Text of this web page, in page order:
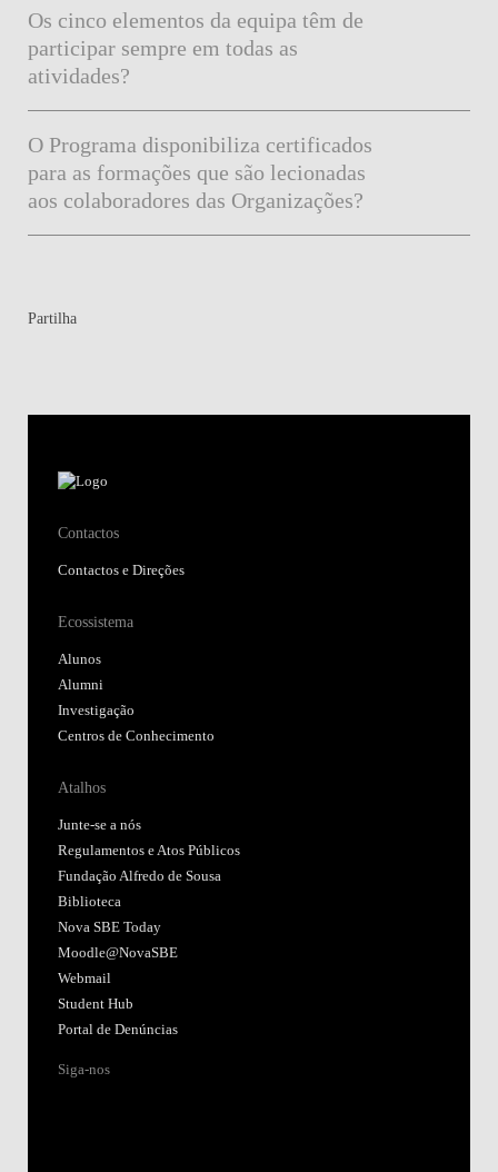
Os cinco elementos da equipa têm de
participar sempre em todas as
atividades?
O Programa disponibiliza certificados
para as formações que são lecionadas
aos colaboradores das Organizações?
Partilha
Contactos
Contactos e Direções
Ecossistema
Alunos
Alumni
Investigação
Centros de Conhecimento
Atalhos
Junte-se a nós
Regulamentos e Atos Públicos
Fundação Alfredo de Sousa
Biblioteca
Nova SBE Today
Moodle@NovaSBE
Webmail
Student Hub
Portal de Denúncias
Siga-nos